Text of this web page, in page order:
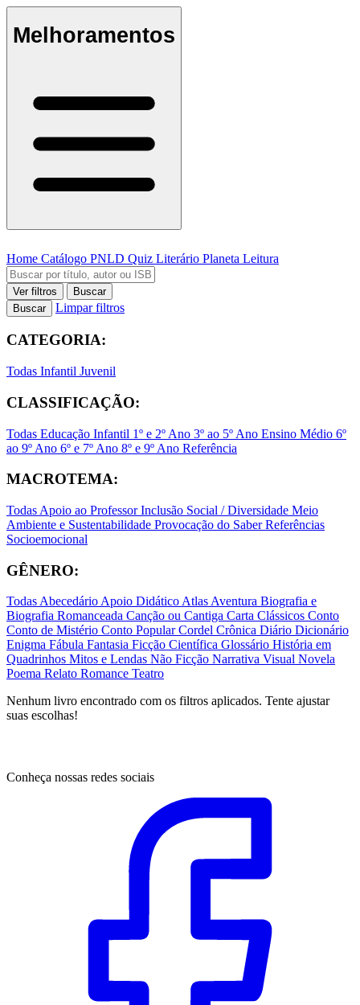
Melhoramentos
Home Catálogo PNLD Quiz Literário Planeta Leitura
Ver filtros
Buscar
Buscar
Limpar filtros
CATEGORIA:
Todas Infantil Juvenil
CLASSIFICAÇÃO:
Todas Educação Infantil 1º e 2º Ano 3º ao 5º Ano Ensino Médio 6º
ao 9º Ano 6º e 7º Ano 8º e 9º Ano Referência
MACROTEMA:
Todas Apoio ao ProfessorInclusão Social / Diversidade Meio
Ambiente e Sustentabilidade Provocação do SaberReferências
Socioemocional
GÊNERO:
TodasAbecedárioApoio DidáticoAtlasAventura Biografia e
Biografia Romanceada Canção ou Cantiga Carta Clássicos Conto
Conto de Mistério Conto PopularCordel Crônica Diário Dicionário
Enigma Fábula Fantasia Ficção Científica Glossário História em
Quadrinhos Mitos e Lendas Não Ficção Narrativa Visual Novela
Poema Relato Romance Teatro
Nenhum livro encontrado com os filtros aplicados. Tente ajustar
suas escolhas!
Conheça nossas redes sociais